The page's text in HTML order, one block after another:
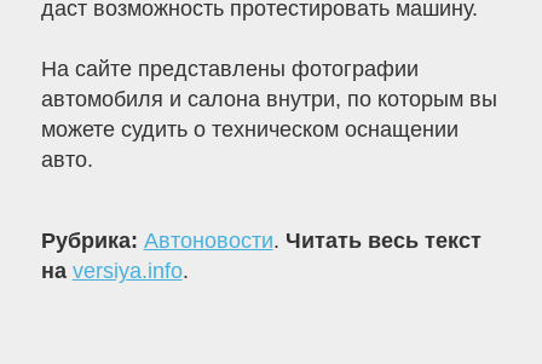
даст возможность протестировать машину.
На сайте представлены фотографии
автомобиля и салона внутри, по которым вы
можете судить о техническом оснащении
авто.
Рубрика: Автоновости. Читать весь текст
на versiya.info.